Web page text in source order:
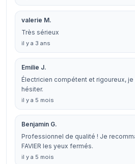
valerie M.
Très sérieux
il y a 3 ans
Emilie J.
Électricien compétent et rigoureux,
hésiter.
il y a 5 mois
Benjamin G.
Professionnel de qualité ! Je
FAVIER les yeux fermés.
il y a 5 mois